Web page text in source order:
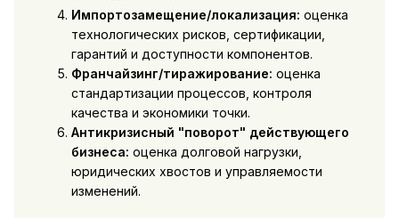
Импортозамещение/локализация: оценка
технологических рисков, сертификации,
гарантий и доступности компонентов.
Франчайзинг/тиражирование: оценка
стандартизации процессов, контроля
качества и экономики точки.
Антикризисный "поворот" действующего
бизнеса: оценка долговой нагрузки,
юридических хвостов и управляемости
изменений.